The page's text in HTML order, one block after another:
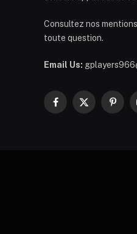
Consultez nos
toute question.
Email Us:
Facebook
X